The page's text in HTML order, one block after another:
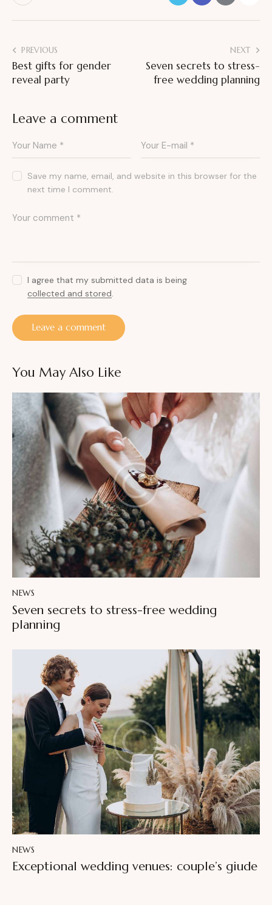
PREVIOUS
Best gifts for gender
reveal party
NEXT
Seven secrets to stress-
free wedding planning
Leave a comment
Save my name, email, and website in this browser for the
next time I comment.
I agree that my submitted data is being
collected and stored.
You May Also Like
NEWS
Seven secrets to stress-free wedding
planning
NEWS
Exceptional wedding venues: couple’s giude